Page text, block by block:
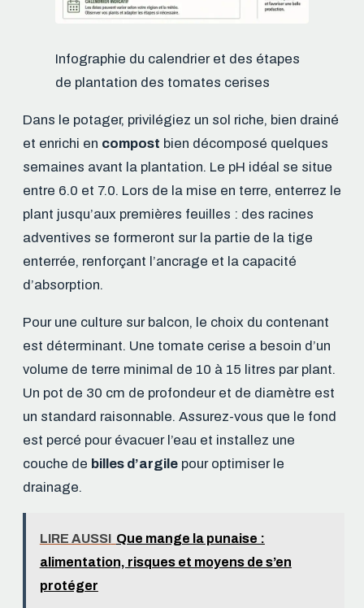
Infographie du calendrier et des étapes
de plantation des tomates cerises
Dans le potager, privilégiez un sol riche, bien drainé
et enrichi en compost bien décomposé quelques
semaines avant la plantation. Le pH idéal se situe
entre 6.0 et 7.0. Lors de la mise en terre, enterrez le
plant jusqu’aux premières feuilles : des racines
adventives se formeront sur la partie de la tige
enterrée, renforçant l’ancrage et la capacité
d’absorption.
Pour une culture sur balcon, le choix du contenant
est déterminant. Une tomate cerise a besoin d’un
volume de terre minimal de 10 à 15 litres par plant.
Un pot de 30 cm de profondeur et de diamètre est
un standard raisonnable. Assurez-vous que le fond
est percé pour évacuer l’eau et installez une
couche de billes d’argile pour optimiser le
drainage.
LIRE AUSSI Que mange la punaise :
alimentation, risques et moyens de s’en
protéger